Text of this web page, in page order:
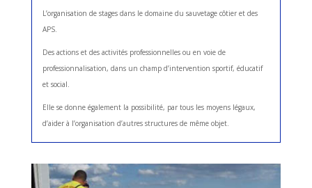
L’organisation de stages dans le domaine du sauvetage côtier et des
APS.
Des actions et des activités professionnelles ou en voie de
professionnalisation, dans un champ d’intervention sportif, éducatif
et social.
Elle se donne également la possibilité, par tous les moyens légaux,
d’aider à l’organisation d’autres structures de même objet.